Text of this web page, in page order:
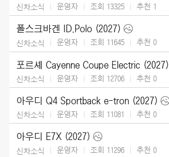
신차소식 운영자 조회 13325 추천 1
폴스크바겐 ID.Polo (2027)
신차소식 운영자 조회 11645 추천 0
포르셰 Cayenne Coupe Electric (2027)
신차소식 운영자 조회 12706 추천 0
아우디 Q4 Sportback e-tron (2027)
신차소식 운영자 조회 11081 추천 0
아우디 E7X (2027)
신차소식 운영자 조회 11296 추천 0